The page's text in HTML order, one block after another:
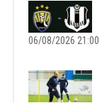
06/08/2026 21:00